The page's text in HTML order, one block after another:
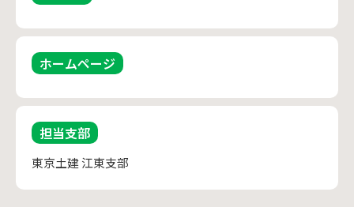
ホームページ
担当支部
東京土建 江東支部